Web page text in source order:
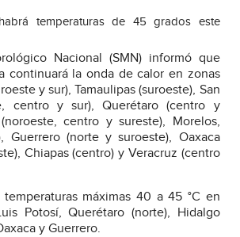
temperaturas de 45 grados este
Nacional (SMN) informó que
continuará la onda de calor en zonas
y sur), Tamaulipas (suroeste), San
centro y sur), Querétaro (centro y
centro y sureste), Morelos,
Guerrero (norte y suroeste), Oaxaca
Chiapas (centro) y Veracruz (centro
máximas 40 a 45 °C en
Potosí, Querétaro (norte), Hidalgo
y Guerrero.